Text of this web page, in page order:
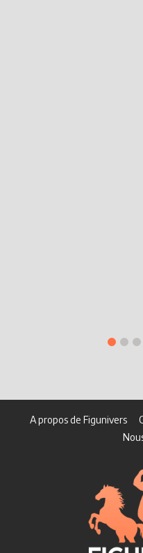
A propos de Figunivers